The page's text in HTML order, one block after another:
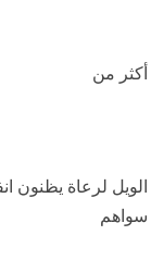
وبرائحة
أكثر من
وبعدد
الويل لرعاة يظنون
سواهم